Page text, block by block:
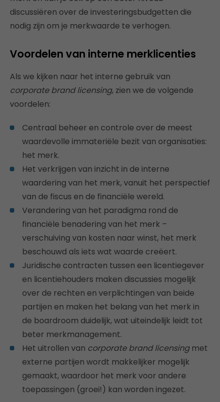
discussiëren over de investeringsbudgetten die
nodig zijn om je merkwaarde te verhogen.
Voordelen van interne merklicenties
Als we kijken naar het interne gebruik van
corporate brand licensing, zien we de volgende
voordelen:
Centraal beheer en controle over de meest
waardevolle immateriële bezit van organisaties:
het merk.
Het verkrijgen van inzicht in de interne
waardering van het merk, vanuit het perspectief
van de fiscus en de financiële wereld.
Verandering van het paradigma rond de
financiële benadering van het merk –
verschuiving van kosten naar winst, het merk
beschouwd als iets wat waarde creëert.
Juridische contracten tussen een licentiegever
en licentiehouders maken discussies mogelijk
over de rechten en verplichtingen van beide
partijen en maken het belang van het merk in
de boardroom duidelijk, wat uiteindelijk leidt tot
beter merkmanagement.
Het uitrollen van corporate brand licensingmet
externe partijen wordt makkelijker mogelijk
gemaakt, waardoor het merk voor andere
toepassingen (groei!) kan worden ingezet.